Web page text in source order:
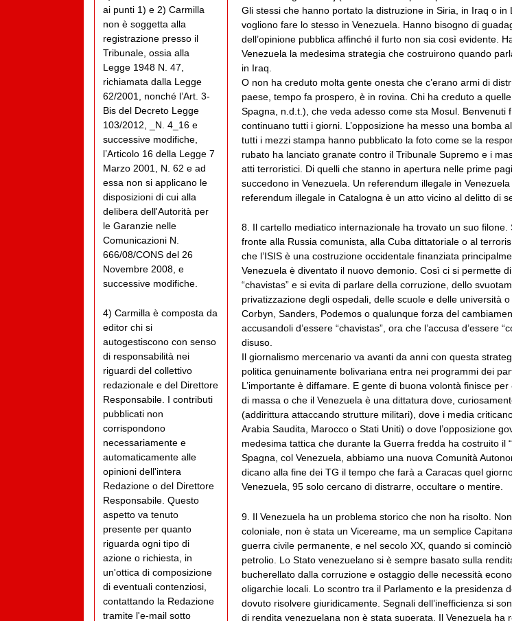
Gli stessi che hanno portato la distruzione in Siria, in Iraq o in
vogliono fare lo stesso in Venezuela. Hanno bisogno di
dell’opinione pubblica affinché il furto non sia così evidente.
Venezuela la medesima strategia che costruirono quando
in Iraq.
O non ha creduto molta gente onesta che c’erano armi di
paese, tempo fa prospero, è in rovina. Chi ha creduto a
Spagna, n.d.t.), che veda adesso come sta Mosul. Benvenuti
continuano tutti i giorni. L’opposizione ha messo una bomba
tutti i mezzi stampa hanno pubblicato la foto come se la
rubato ha lanciato granate contro il Tribunale Supremo e i
atti terroristici. Di quelli che stanno in apertura nelle prime
succedono in Venezuela. Un referendum illegale in
referendum illegale in Catalogna è un atto vicino al delitto di
8. Il cartello mediatico internazionale ha trovato un suo
fronte alla Russia comunista, alla Cuba dittatoriale o al
che l’ISIS è una costruzione occidentale finanziata
Venezuela è diventato il nuovo demonio. Così ci si permette
“chavistas” e si evita di parlare della corruzione, dello
privatizzazione degli ospedali, delle scuole e delle università
Corbyn, Sanders, Podemos o qualunque forza del
accusandoli d’essere “chavistas”, ora che l’accusa d’essere
disuso.
Il giornalismo mercenario va avanti da anni con questa
politica genuinamente bolivariana entra nei programmi dei
L’importante è diffamare. E gente di buona volontà finisce
di massa o che il Venezuela è una dittatura dove,
(addirittura attaccando strutture militari), dove i media
Arabia Saudita, Marocco o Stati Uniti) o dove l’opposizione
medesima tattica che durante la Guerra fredda ha costruito il
Spagna, col Venezuela, abbiamo una nuova Comunità
dicano alla fine dei TG il tempo che farà a Caracas quel
Venezuela, 95 solo cercano di distrarre, occultare o mentire.
9. Il Venezuela ha un problema storico che non ha risolto.
coloniale, non è stata un Vicereame, ma un semplice
guerra civile permanente, e nel secolo XX, quando si
petrolio. Lo Stato venezuelano si è sempre basato sulla
bucherellato dalla corruzione e ostaggio delle necessità
oligarchie locali. Lo scontro tra il Parlamento e la presidenza
dovuto risolvere giuridicamente. Segnali dell’inefficienza si
di rendita venezuelana non è stata superata. Il Venezuela ha
ai punti 1) e 2) Carmilla
non è soggetta alla
registrazione presso il
Tribunale, ossia alla
Legge 1948 N. 47,
richiamata dalla Legge
62/2001, nonché l’Art. 3-
Bis del Decreto Legge
103/2012, _N. 4_16 e
successive modifiche,
l’Articolo 16 della Legge 7
Marzo 2001, N. 62 e ad
essa non si applicano le
disposizioni di cui alla
delibera dell'Autorità per
le Garanzie nelle
Comunicazioni N.
666/08/CONS del 26
Novembre 2008, e
successive modifiche.
4) Carmilla è composta da
editor chi si
autogestiscono con senso
di responsabilità nei
riguardi del collettivo
redazionale e del Direttore
Responsabile. I contributi
pubblicati non
corrispondono
necessariamente e
automaticamente alle
opinioni dell'intera
Redazione o del Direttore
Responsabile. Questo
aspetto va tenuto
presente per quanto
riguarda ogni tipo di
azione o richiesta, in
un'ottica di composizione
di eventuali contenziosi,
contattando la Redazione
tramite l'e-mail sotto